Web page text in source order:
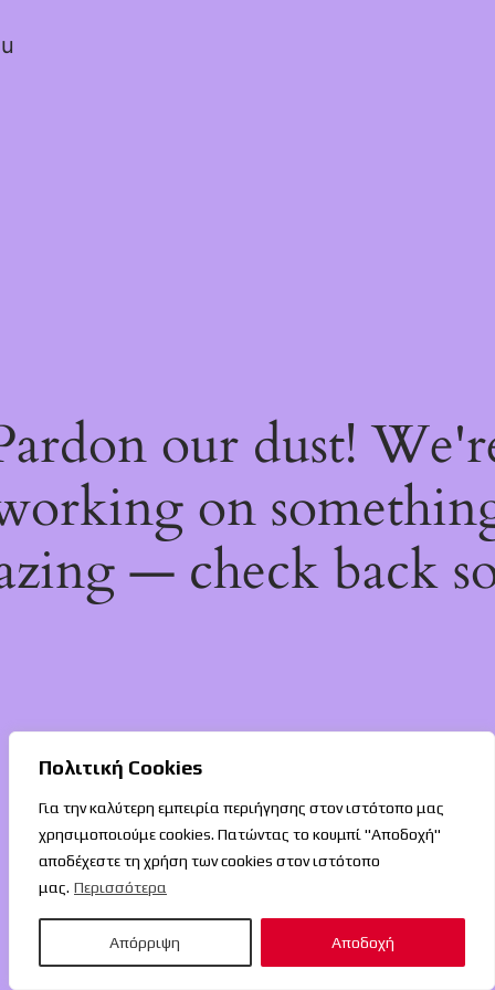
Πολιτική Cookies
Για την καλύτερη εμπειρία περιήγησης στον ιστότοπο μας
χρησιμοποιούμε cookies. Πατώντας το κουμπί "Αποδοχή"
αποδέχεστε τη χρήση των cookies στον ιστότοπο
μας. Περισσότερα
Απόρριψη Αποδοχή
our dust!
on
— check back